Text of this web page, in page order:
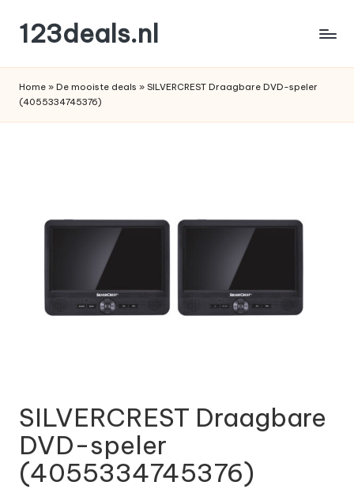
de
inhoud
123deals.nl
deals
Home » De mooiste deals » SILVERCREST Draagbare DVD-speler
(4055334745376)
SILVERCREST Draagbare
DVD-speler
(4055334745376)